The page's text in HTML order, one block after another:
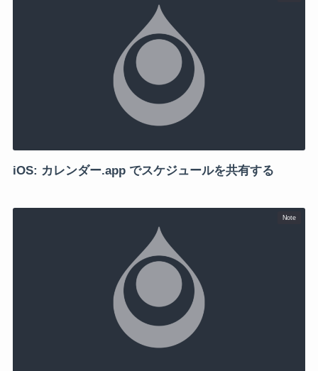
iOS: カレンダー.app でスケジュールを共有する
Note